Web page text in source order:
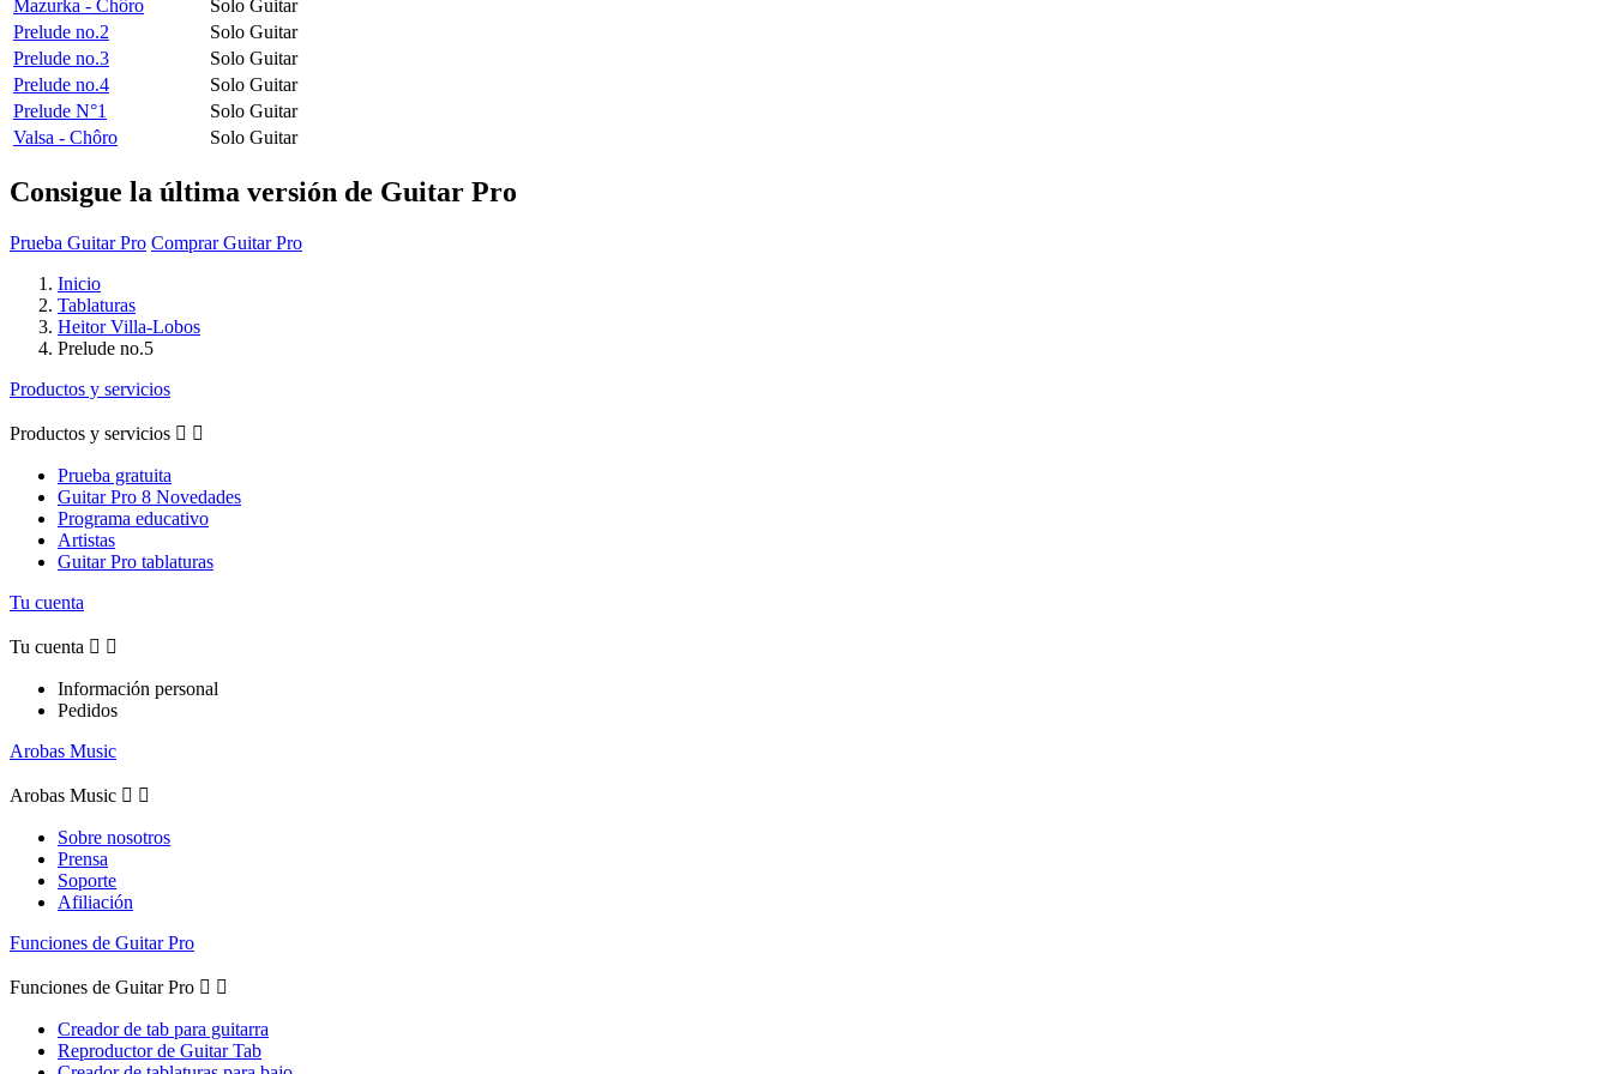
Mazurka - Chôro
Solo Guitar
Prelude no.2
Solo Guitar
Prelude no.3
Solo Guitar
Prelude no.4
Solo Guitar
Prelude N°1
Solo Guitar
Valsa - Chôro
Solo Guitar
Consigue la última versión de Guitar Pro
Prueba Guitar Pro Comprar Guitar Pro
Inicio
Tablaturas
Heitor Villa-Lobos
Prelude no.5
Productos y servicios
Productos y servicios  
Prueba gratuita
Guitar Pro 8 Novedades
Programa educativo
Artistas
Guitar Pro tablaturas
Tu cuenta
Tu cuenta  
Información personal
Pedidos
Arobas Music
Arobas Music  
Sobre nosotros
Prensa
Soporte
Afiliación
Funciones de Guitar Pro
Funciones de Guitar Pro  
Creador de tab para guitarra
Reproductor de Guitar Tab